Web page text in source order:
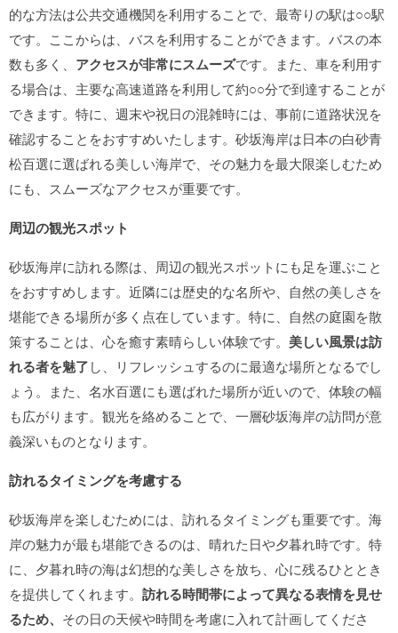
的な方法は公共交通機関を利用することで、最寄りの駅は○○駅
です。ここからは、バスを利用することができます。バスの本
数も多く、 アクセスが非常にスムーズです。また、車を利用す
る場合は、主要な高速道路を利用して約○○分で到達することが
できます。特に、週末や祝日の混雑時には、事前に道路状況を
確認することをおすすめいたします。砂坂海岸は日本の白砂青
松百選に選ばれる美しい海岸で、その魅力を最大限楽しむため
にも、スムーズなアクセスが重要です。
周辺の観光スポット
砂坂海岸に訪れる際は、周辺の観光スポットにも足を運ぶこと
をおすすめします。近隣には歴史的な名所や、自然の美しさを
堪能できる場所が多く点在しています。特に、自然の庭園を散
策することは、心を癒す素晴らしい体験です。 美しい風景は訪
れる者を魅了し、リフレッシュするのに最適な場所となるでし
ょう。また、名水百選にも選ばれた場所が近いので、体験の幅
も広がります。観光を絡めることで、一層砂坂海岸の訪問が意
義深いものとなります。
訪れるタイミングを考慮する
砂坂海岸を楽しむためには、訪れるタイミングも重要です。海
岸の魅力が最も堪能できるのは、晴れた日や夕暮れ時です。特
に、夕暮れ時の海は幻想的な美しさを放ち、心に残るひととき
を提供してくれます。 訪れる時間帯によって異なる表情を見せ
るため、 その日の天候や時間を考慮に入れて計画してくださ